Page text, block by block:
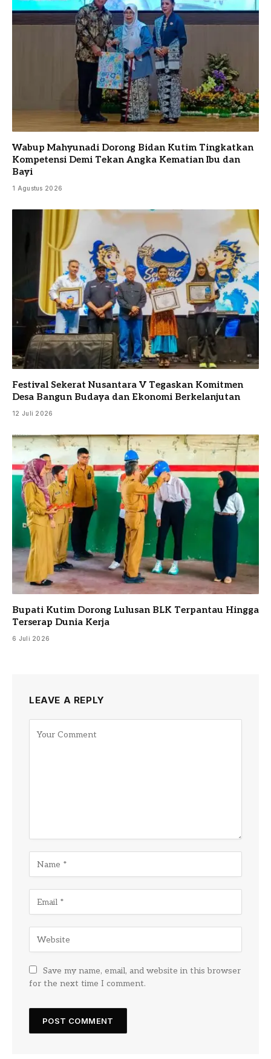
Wabup Mahyunadi Dorong Bidan Kutim Tingkatkan
Kompetensi Demi Tekan Angka Kematian Ibu dan
Bayi
1 Agustus 2026
Festival Sekerat Nusantara V Tegaskan Komitmen
Desa Bangun Budaya dan Ekonomi Berkelanjutan
12 Juli 2026
Bupati Kutim Dorong Lulusan BLK Terpantau Hingga
Terserap Dunia Kerja
6 Juli 2026
LEAVE A REPLY
Save my name, email, and website in this browser
for the next time I comment.